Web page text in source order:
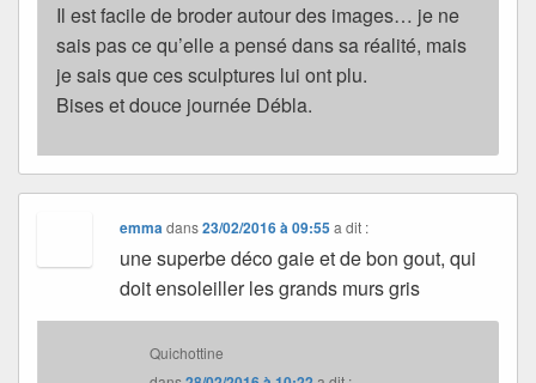
Il est facile de broder autour des images… je ne
sais pas ce qu’elle a pensé dans sa réalité, mais
je sais que ces sculptures lui ont plu.
Bises et douce journée Débla.
emmadans23/02/2016 à 09:55 a dit :
une superbe déco gaie et de bon gout, qui
doit ensoleiller les grands murs gris
Quichottine